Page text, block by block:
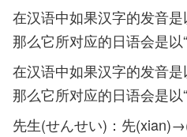
在汉语中如果汉字的发音是
那么它所对应的日语会是以“
在汉语中如果汉字的发音是
那么它所对应的日语会是以
先生(せんせい)：先